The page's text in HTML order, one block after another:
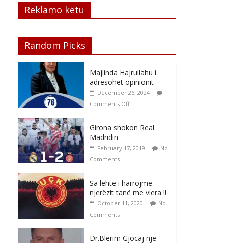
Reklamo këtu
Random Picks
Majlinda Hajrullahu i
adresohet opinionit
December 26, 2024
Comments Off
Girona shokon Real
Madridin
February 17, 2019
No
Comments
Sa lehtë i harrojmë
njerëzit tanë me vlera !!
October 11, 2020
No
Comments
Dr.Blerim Gjocaj një